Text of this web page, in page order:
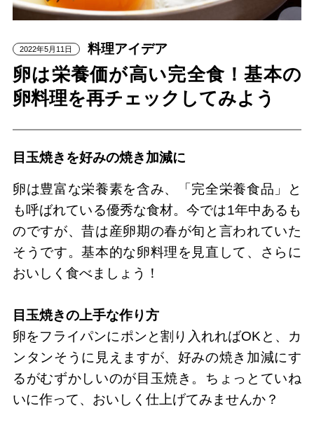
2022年5月11日 料理アイデア
卵は栄養価が高い完全食！基本の
卵料理を再チェックしてみよう
目玉焼きを好みの焼き加減に
卵は豊富な栄養素を含み、「完全栄養食品」と
も呼ばれている優秀な食材。今では1年中あるも
のですが、昔は産卵期の春が旬と言われていた
そうです。基本的な卵料理を見直して、さらに
おいしく食べましょう！
目玉焼きの上手な作り方
卵をフライパンにポンと割り入れればOKと、カ
ンタンそうに見えますが、好みの焼き加減にす
るがむずかしいのが目玉焼き。ちょっとていね
いに作って、おいしく仕上げてみませんか？